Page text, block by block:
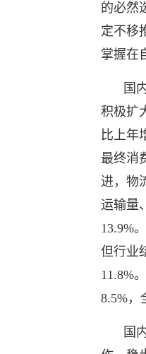
的必然
定不移
掌握在
国
积极扩
比上年
最终消
进，物
运输量
13.9%
但行业
11.8%
8.5%，
国